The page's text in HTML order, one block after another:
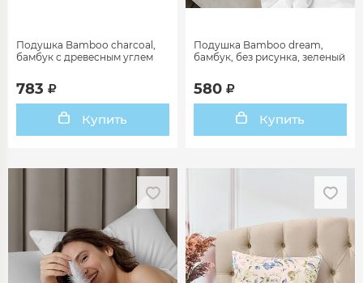
Подушка Bamboo charcoal,
бамбук с древесным углем
783
Купить
Подушка Bamboo dream,
бамбук, без рисунка, зеленый
580
Купить